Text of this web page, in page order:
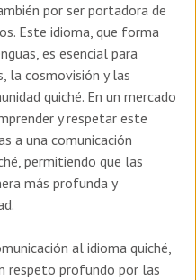
por ser portadora de
Este idioma, que forma
es esencial para
la cosmovisión y las
quiché. En un mercado
y respetar este
a una comunicación
permitiendo que las
más profunda y
al idioma quiché,
respeto profundo por las